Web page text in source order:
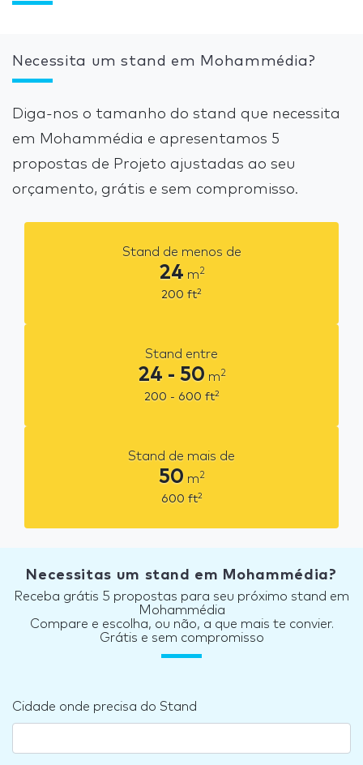
Necessita um stand em Mohammédia?
Diga-nos o tamanho do stand que necessita
em Mohammédia e apresentamos 5
propostas de Projeto ajustadas ao seu
orçamento, grátis e sem compromisso.
Stand de menos de
24 m2
200 ft2
Stand entre
24 - 50 m2
200 - 600 ft2
Stand de mais de
50 m2
600 ft2
Necessitas um stand em Mohammédia?
Receba grátis 5 propostas para seu próximo stand em
Mohammédia
Compare e escolha, ou não, a que mais te convier.
Grátis e sem compromisso
Cidade onde precisa do Stand